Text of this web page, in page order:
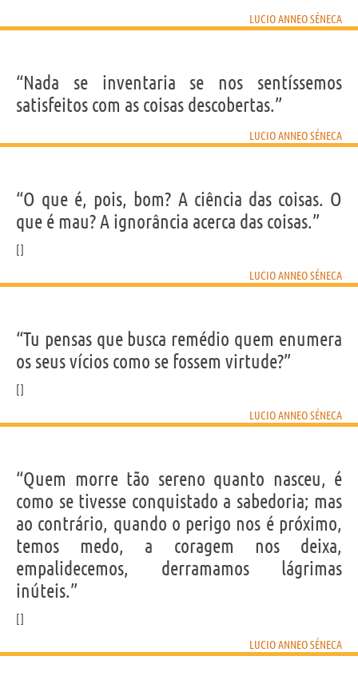
LUCIO ANNEO SÉNECA
“Nada se inventaria se nos sentíssemos
satisfeitos com as coisas descobertas.”
LUCIO ANNEO SÉNECA
“O que é, pois, bom? A ciência das coisas. O
que é mau? A ignorância acerca das coisas.”
LUCIO ANNEO SÉNECA
“Tu pensas que busca remédio quem enumera
os seus vícios como se fossem virtude?”
LUCIO ANNEO SÉNECA
“Quem morre tão sereno quanto nasceu, é
como se tivesse conquistado a sabedoria; mas
ao contrário, quando o perigo nos é próximo,
temos medo, a coragem nos deixa,
empalidecemos, derramamos lágrimas
inúteis.”
LUCIO ANNEO SÉNECA